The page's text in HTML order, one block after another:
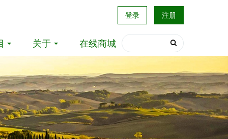
登录 注册
关于 在线商城